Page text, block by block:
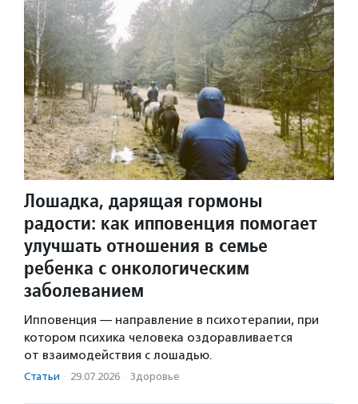
Лошадка, дарящая гормоны
радости: как ипповенция помогает
улучшать отношения в семье
ребенка с онкологическим
заболеванием
Ипповенция — направление в психотерапии, при
котором психика человека оздоравливается
от взаимодействия с лошадью.
Статьи · 29.07.2026 · Здоровье